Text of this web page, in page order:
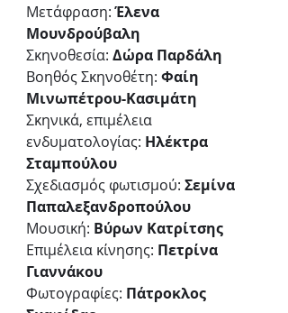
Μετάφραση: Έλενα
Μουνδρούβαλη
Σκηνοθεσία: Δώρα Παρδάλη
Βοηθός Σκηνοθέτη: Φαίη
Μινωπέτρου-Κασιμάτη
Σκηνικά, επιμέλεια
ενδυματολογίας: Ηλέκτρα
Σταμπούλου
Σχεδιασμός φωτισμού: Σεμίνα
Παπαλεξανδροπούλου
Μουσική: Βύρων Κατρίτσης
Επιμέλεια κίνησης: Πετρίνα
Γιαννάκου
Φωτογραφίες: Πάτροκλος